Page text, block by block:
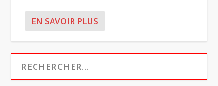
EN SAVOIR PLUS